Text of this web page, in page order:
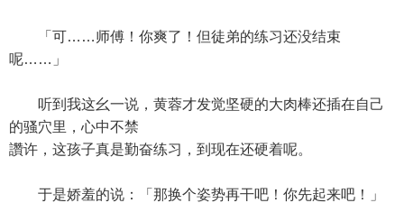
「可……师傅！你爽了！但徒弟的练习还没结束
呢……」
听到我这幺一说，黄蓉才发觉坚硬的大肉棒还插在自己
的骚穴里，心中不禁
讚许，这孩子真是勤奋练习，到现在还硬着呢。
于是娇羞的说：「那换个姿势再干吧！你先起来吧！」